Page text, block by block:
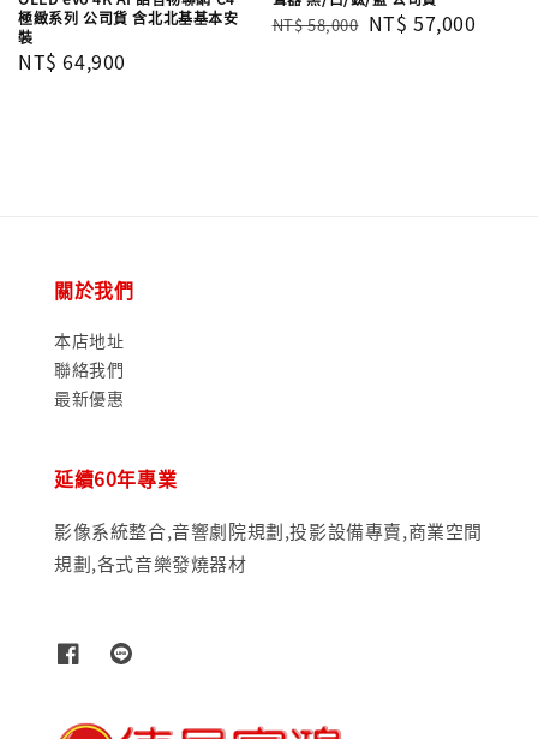
極緻系列 公司貨 含北北基基本安
裝
Regular
NT$ 64,900
Regular
NT$ 58,000 Sale
NT$ 57,000
關於我們
本店地址
聯絡我們
最新優惠
延續60年專業
影像系統整合,音響劇院規劃,投影設備專賣,商業空間
規劃,各式音樂發燒器材